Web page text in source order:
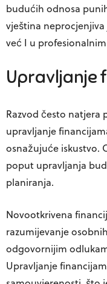
budućih odnosa
vještina
već I u
Upravljanje
Razvod često natjera
upravljanje
osnažujuće iskustvo.
poput upravljanja
planiranja.
Novootkrivena
razumijevanje
odgovornijim
Upravljanje